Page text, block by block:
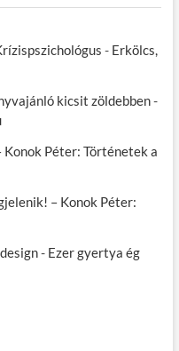
- Erkölcs,
kicsit zöldebben-
Péter: Történetek a
– Konok Péter:
- Ezer gyertya ég